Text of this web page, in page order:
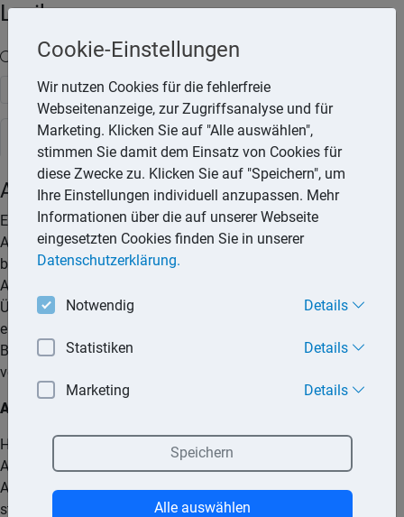
Lexika
Volltext-Suche in den Lexika
Suchen
Rechtslexikon
Abfindung im Arbeitsverhältnis
Eine gesetzliche Verpflichtung für den Arbeitgeber, immer eine
Abfindung zu zahlen, wenn er das Arbeitsverhältnis kündigt,
besteht nicht. Nur in Ausnahmefällen sieht das Gesetz eine
Abfindung bei Beendigung des Arbeitsverhältnisses vor. Im
Übrigen hat der Arbeitnehmer nur dann einen Anspruch auf
eine Abfindung, wenn eine solche durch eine
Betriebsvereinbarung (Sozialplan) oder im Tarifvertrag
vereinbart ist.
Abfindung im Aufhebungsvertrag
Häufig wird bei der einvernehmlichen Beendigung des
Arbeitsverhältnisses durch einen Aufhebungsvertrag eine
Abfindung vereinbart. Ob und in welcher Höhe eine erfolgt,
steht im Belieben der Vertragsparteien. Hier ist also das
Cookie-Einstellungen
Wir nutzen Cookies für die fehlerfreie
Webseitenanzeige, zur Zugriffsanalyse und für
Marketing. Klicken Sie auf "Alle auswählen",
stimmen Sie damit dem Einsatz von Cookies für
diese Zwecke zu. Klicken Sie auf "Speichern", um
Ihre Einstellungen individuell anzupassen. Mehr
Informationen über die auf unserer Webseite
eingesetzten Cookies finden Sie in unserer
Datenschutzerklärung.
Notwendig Details
Statistiken Details
Marketing Details
Speichern
Alle auswählen